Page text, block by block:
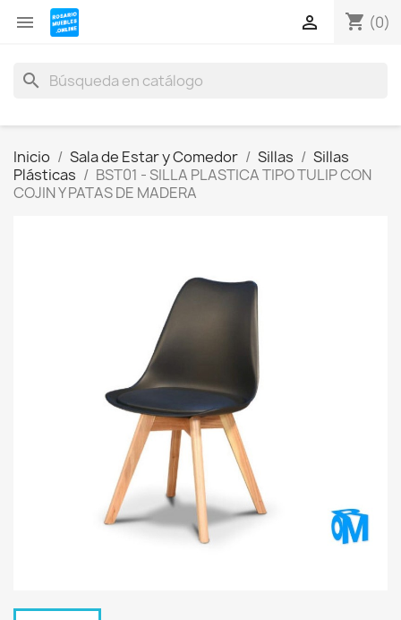
 shopping_cart (0)

search
Inicio Sala de Estar y Comedor Sillas
Sillas
Plásticas
BST01 - SILLA PLASTICA TIPO TULIP CON
COJIN Y PATAS DE MADERA